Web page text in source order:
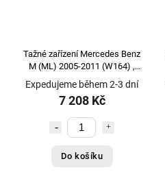
Tažné zařízení Mercedes Benz
M (ML) 2005-2011 (W164) ,
pevné 2 šr., Galia
Expedujeme během 2-3 dní
7 208 Kč
Do košíku